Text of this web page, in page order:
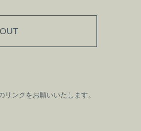
ンクをお願いいたします。